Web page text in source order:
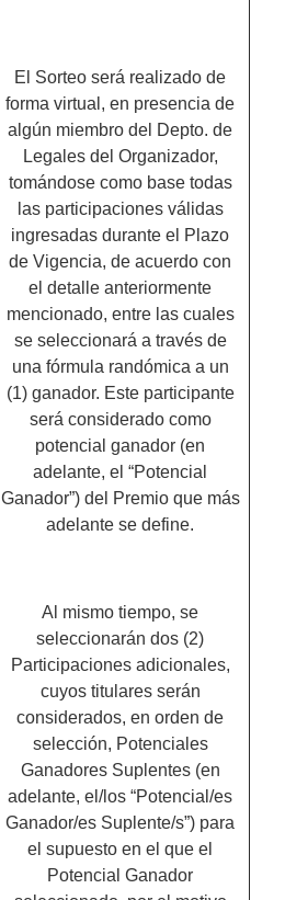
El Sorteo será realizado de
forma virtual, en presencia de
algún miembro del Depto. de
Legales del Organizador,
tomándose como base todas
las participaciones válidas
ingresadas durante el Plazo
de Vigencia, de acuerdo con
el detalle anteriormente
mencionado, entre las cuales
se seleccionará a través de
una fórmula randómica a un
(1) ganador. Este participante
será considerado como
potencial ganador (en
adelante, el “Potencial
Ganador”) del Premio que más
adelante se define.
Al mismo tiempo, se
seleccionarán dos (2)
Participaciones adicionales,
cuyos titulares serán
considerados, en orden de
selección, Potenciales
Ganadores Suplentes (en
adelante, el/los “Potencial/es
Ganador/es Suplente/s”) para
el supuesto en el que el
Potencial Ganador